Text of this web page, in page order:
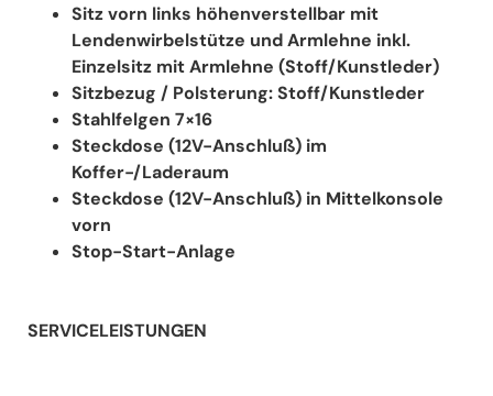
Sitz vorn links höhenverstellbar mit
Lendenwirbelstütze und Armlehne inkl.
Einzelsitz mit Armlehne (Stoff/Kunstleder)
Sitzbezug / Polsterung: Stoff/Kunstleder
Stahlfelgen 7×16
Steckdose (12V-Anschluß) im
Koffer-/Laderaum
Steckdose (12V-Anschluß) in Mittelkonsole
vorn
Stop-Start-Anlage
SERVICELEISTUNGEN